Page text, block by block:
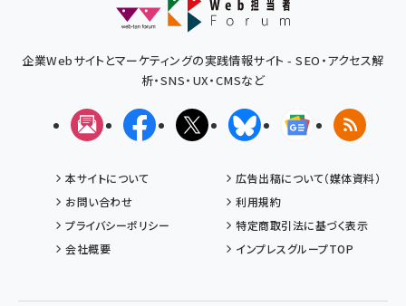
企業Webサイトとマーケティングの実践情報サイト - SEO・アクセス解
析・SNS・UX・CMSなど
メルマガFacebookX(エックス)BlueskyGoogleニュ
RSS
本サイトについて
広告出稿について（媒体資料）
お問い合わせ
利用規約
プライバシーポリシー
特定商取引法に基づく表示
会社概要
インプレスグループTOP